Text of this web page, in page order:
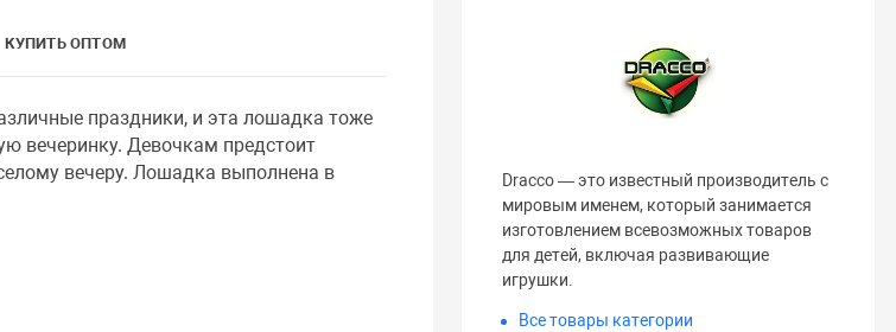
КУПИТЬ ОПТОМ
праздники, и эта лошадка тоже
вечеринку. Девочкам предстоит
вечеру. Лошадка выполнена в
Dracco — это известный производитель с
мировым именем, который занимается
изготовлением всевозможных товаров
для детей, включая развивающие
игрушки.
Все товары категории